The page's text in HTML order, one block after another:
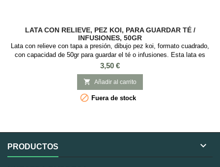
LATA CON RELIEVE, PEZ KOI, PARA GUARDAR TÉ /
INFUSIONES, 50GR
Lata con relieve con tapa a presión, dibujo pez koi, formato cuadrado,
con capacidad de 50gr para guardar el té o infusiones. Esta lata es
ideal guardar té o infusiones, es cuadrada con tapa a presión y con
Medidas: 5,5 x 5,5 x 8,5 cm.
Precio
3,50 €
 Añadir al carrito
 Fuera de stock
PRODUCTOS 